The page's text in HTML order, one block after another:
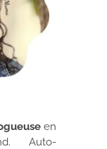
en
Auto-